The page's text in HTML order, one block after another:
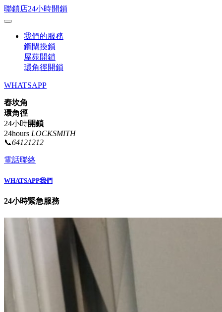
聯鎖店24小時開鎖
我們的服務
鋼閘換鎖
屋苑開鎖
環角徑開鎖
WHATSAPP
舂坎角
環角徑
24小時開鎖
24hours LOCKSMITH
📞64121212
電話聯絡
WHATSAPP我們
24小時緊急服務